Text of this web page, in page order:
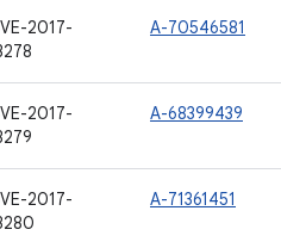
2017-
A-70546581
2017-
A-68399439
2017-
A-71361451